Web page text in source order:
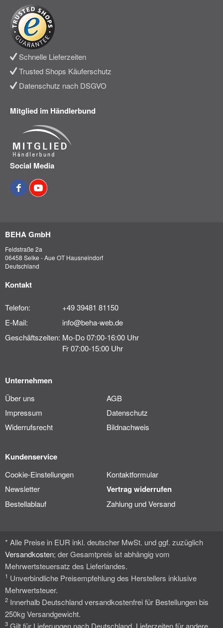
Schnelle Lieferzeiten
Trusted Shops Käuferschutz
Datenschutz nach DSGVO
Mitglied im Händlerbund
Social Media
BEHA GmbH
Feldstraße 2a
06458 Selke - Aue OT Hausneindorf
Deutschland
Kontakt
Telefon:
+49 39481 81150
E-Mail:
info@beha-web.de
Geschäftszeiten: Mo-Do 07:00-16:00 Uhr
Fr 07:00-15:00 Uhr
Unternehmen
Über uns
AGB
Impressum
Datenschutz
Widerrufsrecht
Bildnachweis
Kundenservice
Cookie-Einstellungen
Kontaktformular
Newsletter
Vertrag widerrufen
Bestellablauf Zahlung und Versand
* Alle Preise in EUR inkl. deutscher MwSt. und ggf. zuzüglich
Versandkosten; der Gesamtpreis ist abhängig vom
Mehrwertsteuersatz des Lieferlandes.
1 Unverbindliche Preisempfehlung des Herstellers inklusive
Mehrwertsteuer.
2 Innerhalb Deutschland versandkostenfrei für Bestellungen bis
250kg Versandgewicht.
3 Gilt für Lieferungen nach Deutschland. Lieferzeiten für andere